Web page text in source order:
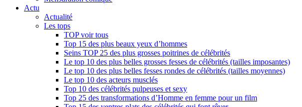
Actu
Actualité
Les tops
TOP voir tous
Top 15 des plus beaux yeux d’hommes
Seins TOP 25 des plus grosses poitrines de célébrités
Le top 10 des plus belles grosses fesses de célébrités (tailles imposantes)
Le top 10 des plus belles fesses rondes de célébrités (tailles moyennes)
Le top 10 des acteurs musclés
Top 10 des célébrités pulpeuses et sexy
Top 25 des transformations d’Homme en femme pour un film